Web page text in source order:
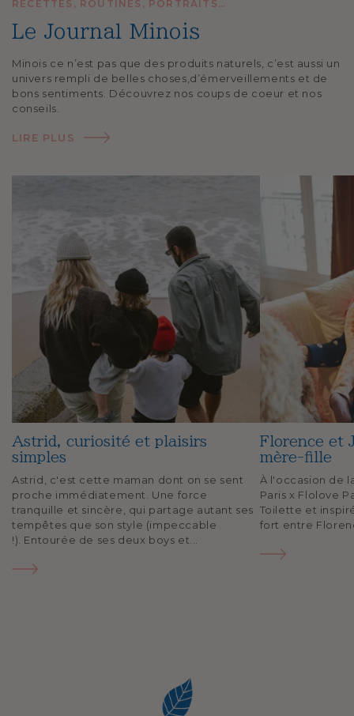
RECETTES, ROUTINES, PORTRAITS…
Le Journal Minois
Minois ce n’est pas que des produits naturels, c’est aussi un
univers rempli de belles choses, d’émerveillements et de
bons sentiments. Découvrez nos coups de coeur et nos
conseils.
LIRE PLUS
Astrid, curiosité et plaisirs
simples
Astrid, c'est cette maman dont on se sent
proche immédiatement. Une force
tranquille et sincère, qui partage autant ses
tempêtes que son style (impeccable
!). Entourée de ses deux boys et...
Florence et
mère-fille
À l'occasion de
Paris x Flolove
Toilette et
fort entre